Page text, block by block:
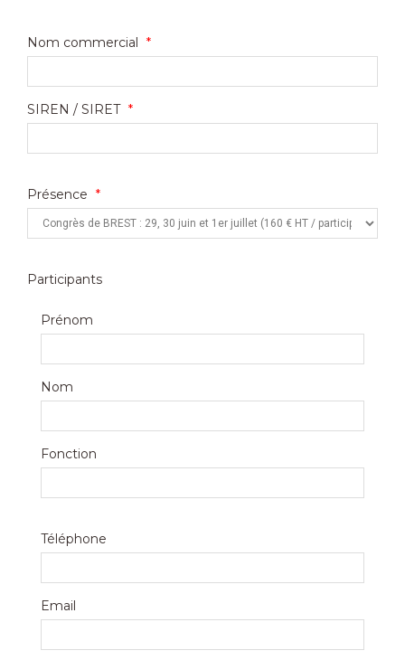
Nom commercial *
SIREN / SIRET *
Présence *
Participants
Prénom
Nom
Fonction
Téléphone
Email